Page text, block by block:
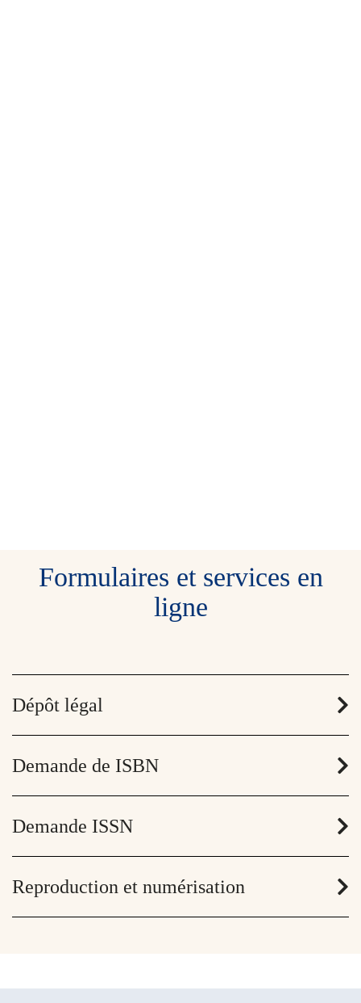
Formulaires et services en
ligne
Dépôt légal
Demande de ISBN
Demande ISSN
Reproduction et numérisation